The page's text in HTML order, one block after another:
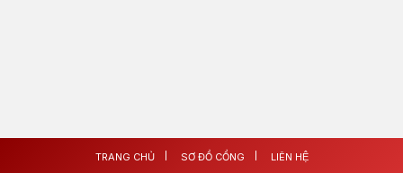
TRANG CHỦ SƠ ĐỒ CỔNG LIÊN HỆ